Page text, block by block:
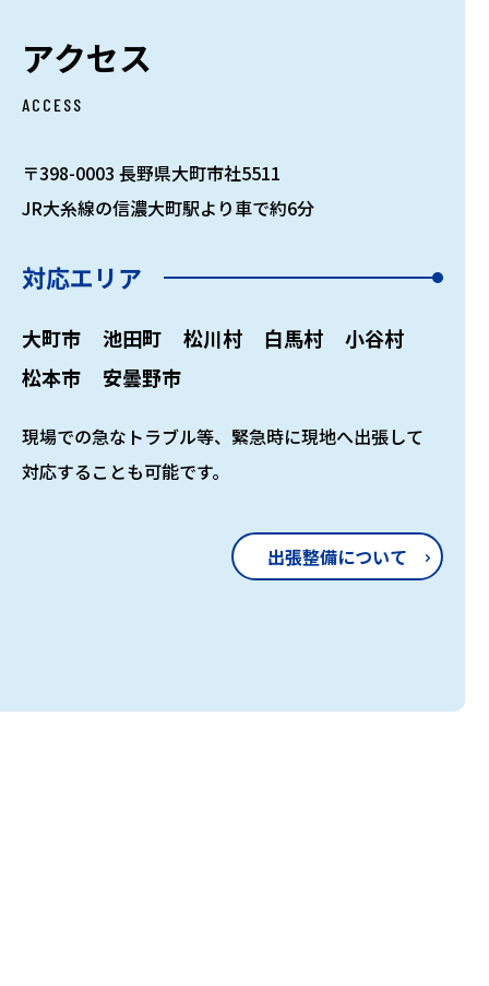
アクセス
ACCESS
〒398-0003 長野県大町市社5511
JR大糸線の信濃大町駅より車で約6分
対応エリア
大町市 池田町 松川村 白馬村
小谷村
松本市
安曇野市
現場での急なトラブル等、緊急時に現地へ出張して
対応することも可能です。
出張整備について